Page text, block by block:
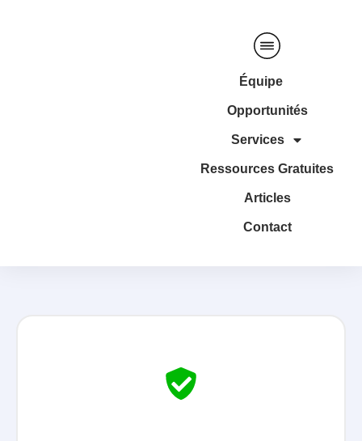
Équipe
Opportunités
Services
Ressources Gratuites
Articles
Contact